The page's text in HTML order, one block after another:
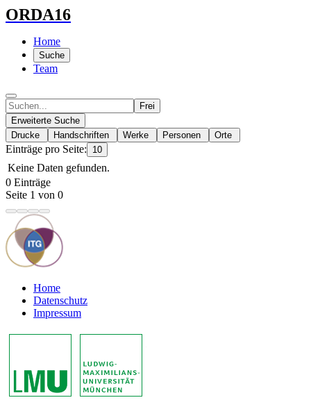
ORDA16
Home
Suche
Team
Frei
Erweiterte Suche
Drucke
Handschriften Werke Personen Orte
Einträge pro Seite: 10
Keine Daten gefunden.
0 Einträge
Seite 1 von 0
Home
Datenschutz
Impressum